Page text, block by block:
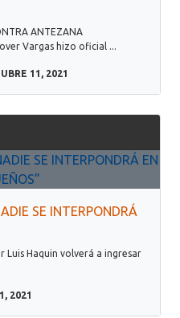
ANTEZANA
Vargas hizo oficial ...
11, 2021
SE INTERPONDRÁ
Luis Haquin volverá a ingresar
2021